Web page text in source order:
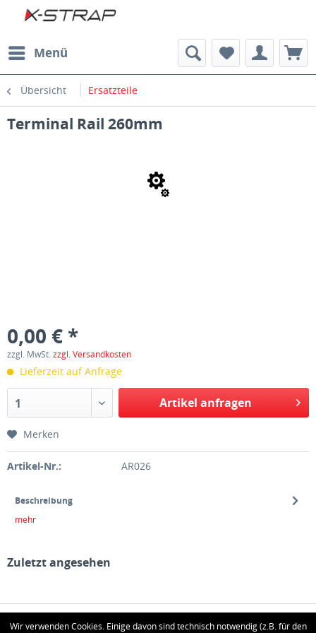
Menü
Übersicht Ersatzteile
Terminal Rail 260mm
0,00 € *
zzgl. MwSt.zzgl. Versandkosten
Lieferzeit auf Anfrage
1 Artikel anfragen
Merken
Artikel-Nr.: AR026
Beschreibung
mehr
Zuletzt angesehen
Wir verwenden Cookies. Einige davon sind technisch notwendig (z.B. für den